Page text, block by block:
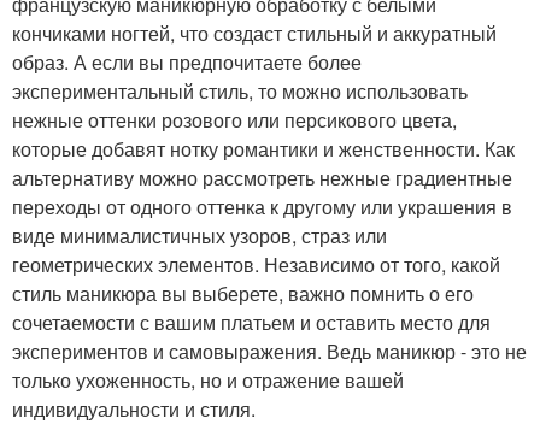
кончиками ногтей, что создаст стильный и аккуратный
образ. А если вы предпочитаете более
экспериментальный стиль, то можно использовать
нежные оттенки розового или персикового цвета,
которые добавят нотку романтики и женственности. Как
альтернативу можно рассмотреть нежные градиентные
переходы от одного оттенка к другому или украшения в
виде минималистичных узоров, страз или
геометрических элементов. Независимо от того, какой
стиль маникюра вы выберете, важно помнить о его
сочетаемости с вашим платьем и оставить место для
экспериментов и самовыражения. Ведь маникюр - это не
только ухоженность, но и отражение вашей
индивидуальности и стиля.